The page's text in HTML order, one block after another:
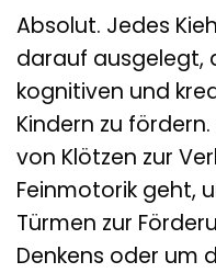
Absolut. Jedes
darauf ausgelegt,
kognitiven und
Kindern zu
von Klötzen zur
Feinmotorik geht,
Türmen zur
Denkens oder um